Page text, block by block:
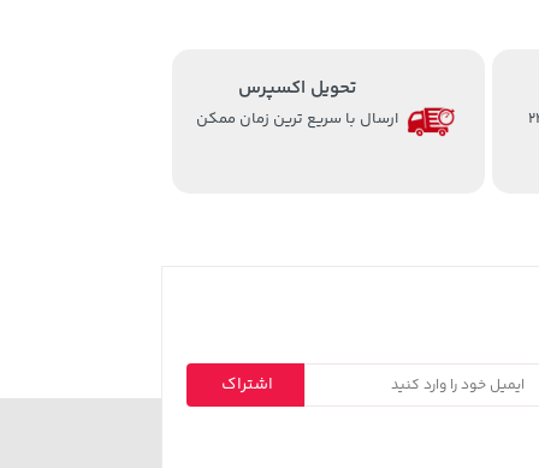
8 الی 24
تحویل اکسپرس
ارسال با سریع ترین زمان ممکن
اشتراک